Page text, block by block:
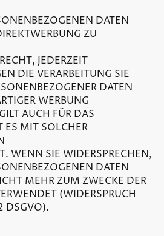
DATEN
ZU
JEDERZEIT
DIE VERARBEITUNG SIE
DATEN
WERBUNG
AUCH FÜR DAS
ES MIT SOLCHER
WENN SIE WIDERSPRECHEN,
DATEN
MEHR ZUM ZWECKE DER
(WIDERSPRUCH
DSGVO).